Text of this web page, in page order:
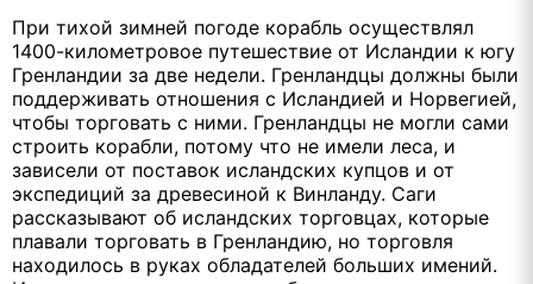
При тихой зимней погоде корабль осуществлял
1400-километровое путешествие от Исландии к югу
Гренландии за две недели. Гренландцы должны были
поддерживать отношения с Исландией и Норвегией,
чтобы торговать с ними. Гренландцы не могли сами
строить корабли, потому что не имели леса, и
зависели от поставок исландских купцов и от
экспедиций за древесиной к Винланду. Саги
рассказывают об исландских торговцах, которые
плавали торговать в Гренландию, но торговля
находилось в руках обладателей больших имений.